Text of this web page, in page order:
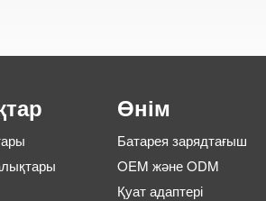
Өнім
Батарея зарядтағыш
OEM және ODM
Қуат адаптері